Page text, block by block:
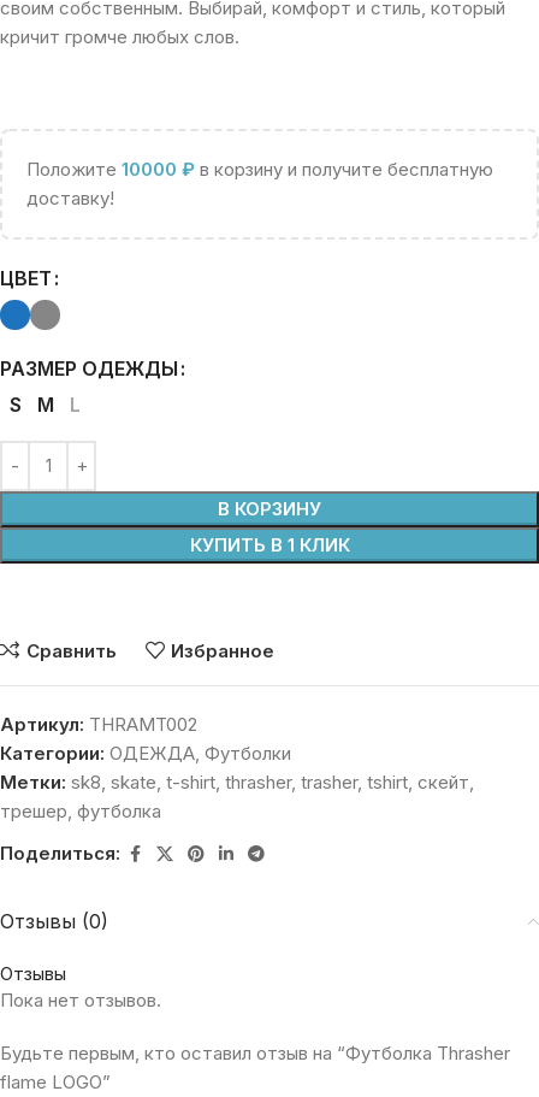
своим собственным. Выбирай, комфорт и стиль, который
кричит громче любых слов.
Положите 10000 ₽ в корзину и получите бесплатную
доставку!
ЦВЕТ
РАЗМЕР ОДЕЖДЫ
S
M L
В КОРЗИНУ
КУПИТЬ В 1 КЛИК
Сравнить Избранное
Артикул: THRAMT002
Категории: ОДЕЖДА Футболки
Метки: sk8 skate t-shirt thrasher, trasher, tshirt скейт
трешер футболка
Поделиться:
Отзывы (0)
Отзывы
Пока нет отзывов.
Будьте первым, кто оставил отзыв на “Футболка Thrasher
flame LOGO”